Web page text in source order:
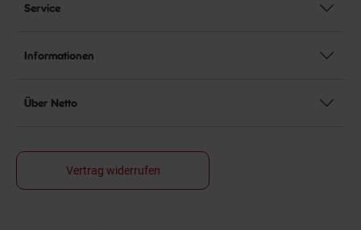
Service
Informationen
Über Netto
Vertrag widerrufen